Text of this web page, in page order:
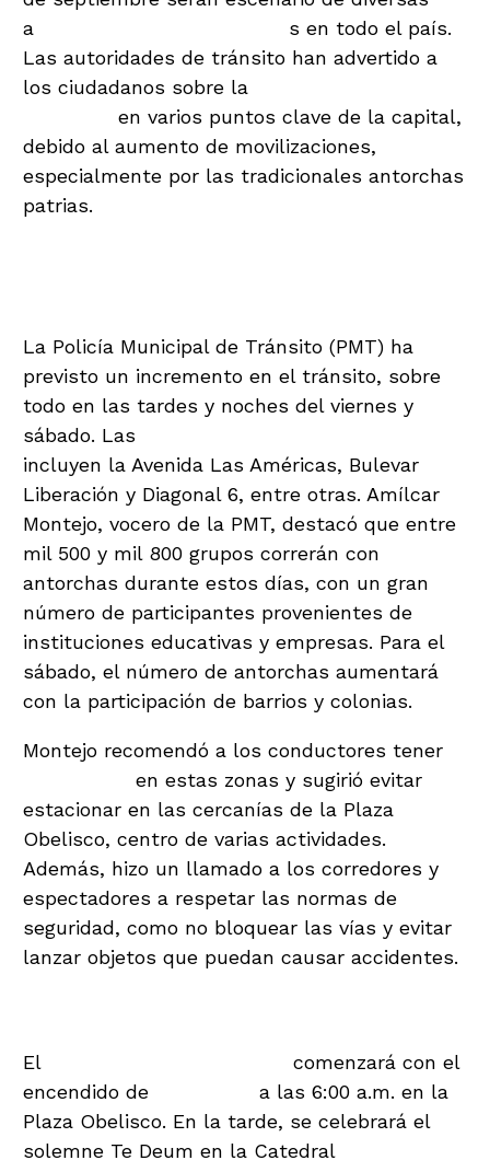
a
s en todo el país.
Las autoridades de tránsito han advertido a
los ciudadanos sobre la
en varios puntos clave de la capital,
debido al aumento de movilizaciones,
especialmente por las tradicionales antorchas
patrias.
La Policía Municipal de Tránsito (PMT) ha
previsto un incremento en el tránsito, sobre
todo en las tardes y noches del viernes y
sábado. Las
incluyen la Avenida Las Américas, Bulevar
Liberación y Diagonal 6, entre otras. Amílcar
Montejo, vocero de la PMT, destacó que entre
mil 500 y mil 800 grupos correrán con
antorchas durante estos días, con un gran
número de participantes provenientes de
instituciones educativas y empresas. Para el
sábado, el número de antorchas aumentará
con la participación de barrios y colonias.
Montejo recomendó a los conductores tener
en estas zonas y sugirió evitar
estacionar en las cercanías de la Plaza
Obelisco, centro de varias actividades.
Además, hizo un llamado a los corredores y
espectadores a respetar las normas de
seguridad, como no bloquear las vías y evitar
lanzar objetos que puedan causar accidentes.
El
comenzará con el
encendido de
a las 6:00 a.m. en la
Plaza Obelisco. En la tarde, se celebrará el
solemne Te Deum en la Catedral